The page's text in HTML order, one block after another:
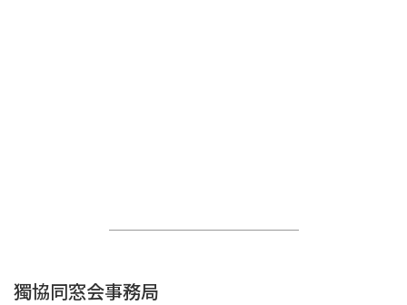
獨協同窓会事務局